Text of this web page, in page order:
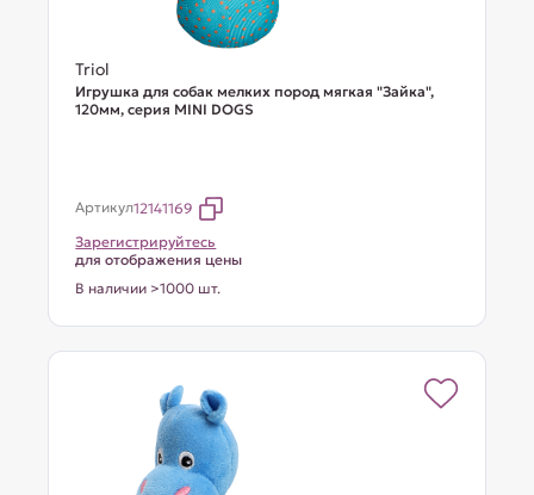
Triol
Игрушка для собак мелких пород мягкая "Зайка",
120мм, серия MINI DOGS
Артикул12141169
Зарегистрируйтесь
для отображения цены
В наличии >1000 шт.